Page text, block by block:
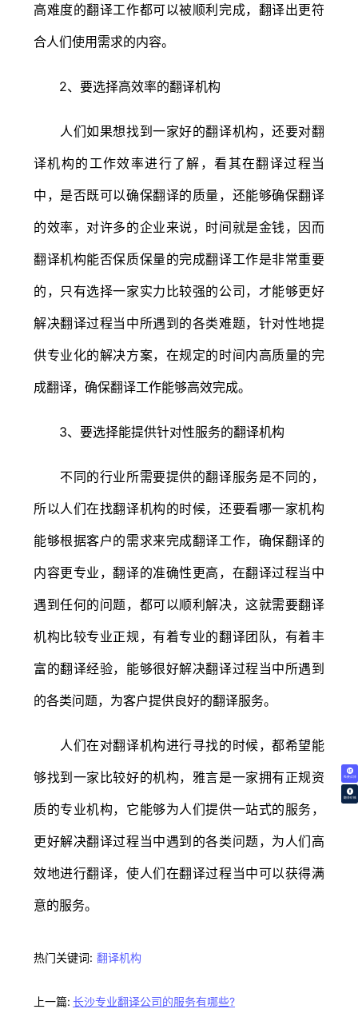
免费试译
翻译价格
高难度的翻译工作都可以被顺利完成，翻译出更符
合人们使用需求的内容。
2、要选择高效率的翻译机构
人们如果想找到一家好的翻译机构，还要对翻
译机构的工作效率进行了解，看其在翻译过程当
中，是否既可以确保翻译的质量，还能够确保翻译
的效率，对许多的企业来说，时间就是金钱，因而
翻译机构能否保质保量的完成翻译工作是非常重要
的，只有选择一家实力比较强的公司，才能够更好
解决翻译过程当中所遇到的各类难题，针对性地提
供专业化的解决方案，在规定的时间内高质量的完
成翻译，确保翻译工作能够高效完成。
3、要选择能提供针对性服务的翻译机构
不同的行业所需要提供的翻译服务是不同的，
所以人们在找翻译机构的时候，还要看哪一家机构
能够根据客户的需求来完成翻译工作，确保翻译的
内容更专业，翻译的准确性更高，在翻译过程当中
遇到任何的问题，都可以顺利解决，这就需要翻译
机构比较专业正规，有着专业的翻译团队，有着丰
富的翻译经验，能够很好解决翻译过程当中所遇到
的各类问题，为客户提供良好的翻译服务。
人们在对翻译机构进行寻找的时候，都希望能
够找到一家比较好的机构，雅言是一家拥有正规资
质的专业机构，它能够为人们提供一站式的服务，
更好解决翻译过程当中遇到的各类问题，为人们高
效地进行翻译，使人们在翻译过程当中可以获得满
意的服务。
热门关键词: 翻译机构
上一篇: 长沙专业翻译公司的服务有哪些?